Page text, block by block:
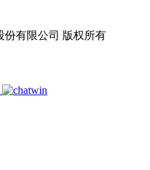
份有限公司 版权所有